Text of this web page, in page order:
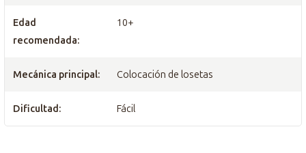
Edad
recomendada:
10+
Mecánica principal: Colocación de losetas
Dificultad: Fácil